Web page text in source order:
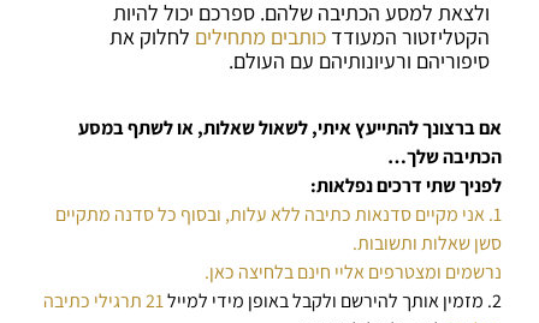
ולצאת למסע הכתיבה שלהם. ספרכם יכול להיות
הקטליזטור המעודדכותבים מתחילים לחלוק את
סיפוריהם ורעיונותיהם עם העולם.
אם ברצונך להתייעץ איתי, לשאול שאלות, או לשתף במסע
הכתיבה שלך…
לפניך שתי דרכים נפלאות:
1. אני מקיים סדנאות כתיבה ללא עלות, ובסוף כל סדנה מתקיים
סשן שאלות ותשובות.
נרשמים ומצטרפים אליי חינם בלחיצה כאן.
2. מזמין אותך להירשם ולקבל באופן מידי למייל
21 תרגילי כתיבה